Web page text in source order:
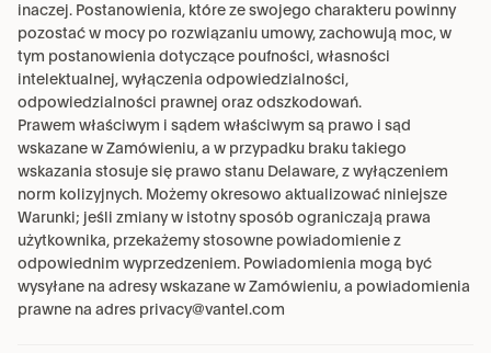
inaczej. Postanowienia, które ze swojego charakteru powinny
pozostać w mocy po rozwiązaniu umowy, zachowują moc, w
tym postanowienia dotyczące poufności, własności
intelektualnej, wyłączenia odpowiedzialności,
odpowiedzialności prawnej oraz odszkodowań.
Prawem właściwym i sądem właściwym są prawo i sąd
wskazane w Zamówieniu, a w przypadku braku takiego
wskazania stosuje się prawo stanu Delaware, z wyłączeniem
norm kolizyjnych. Możemy okresowo aktualizować niniejsze
Warunki; jeśli zmiany w istotny sposób ograniczają prawa
użytkownika, przekażemy stosowne powiadomienie z
odpowiednim wyprzedzeniem. Powiadomienia mogą być
wysyłane na adresy wskazane w Zamówieniu, a powiadomienia
prawne na adres privacy@vantel.com